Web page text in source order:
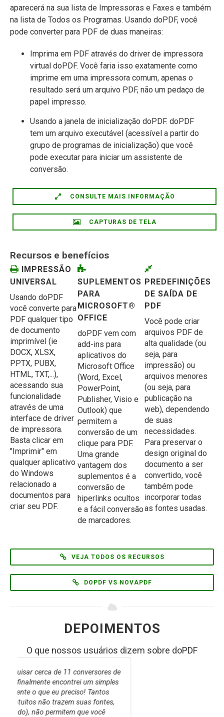
aparecerá na sua lista de Impressoras e Faxes e também
na lista de Todos os Programas. Usando doPDF, você
pode converter para PDF de duas maneiras:
Imprima em PDF através do driver de impressora
virtual doPDF. Você faria isso exatamente como
imprime em uma impressora comum, apenas o
resultado será um arquivo PDF, não um pedaço de
papel impresso.
Usando a janela de inicialização doPDF. doPDF
tem um arquivo executável (acessível a partir do
grupo de programas de inicialização) que você
pode executar para iniciar um assistente de
conversão.
CONSULTE MAIS INFORMAÇÃO
CAPTURAS DE TELA
Recursos e benefícios
IMPRESSÃO
UNIVERSAL
Usando doPDF
você converte para
PDF qualquer tipo
de documento
imprimível (ie
DOCX, XLSX,
PPTX, PUBX,
HTML, TXT,...),
acessando sua
funcionalidade
através de uma
interface de driver
de impressora.
Basta clicar em
"Imprimir" em
qualquer aplicativo
do Windows
relacionado a
documentos para
criar seu PDF.
SUPLEMENTOS
PARA
MICROSOFT®
OFFICE
doPDF vem com
add-ins para
aplicativos do
Microsoft Office
(Word, Excel,
PowerPoint,
Publisher, Visio e
Outlook) que
permitem a
conversão de um
clique para PDF.
Uma grande
vantagem dos
suplementos é a
conversão de
hiperlinks ocultos
e a fácil conversão
de marcadores.
PREDEFINIÇÕES
DE SAÍDA DE
PDF
Você pode criar
arquivos PDF de
alta qualidade (ou
seja, para
impressão) ou
arquivos menores
(ou seja, para
publicação na
web), dependendo
de suas
necessidades.
Para preservar o
design original do
documento a ser
convertido, você
também pode
incorporar todas
as fontes usadas.
VEJA TODOS OS RECURSOS
DOPDF VS NOVAPDF
DEPOIMENTOS
O que nossos usuários dizem sobre doPDF
doPDF Free PDF Converter vem em seu socorro,
se você precisar criar documentos PDF a partir
de uma infinidade de aplicativos e estiver
cansado de fazer isso de maneira diferente para
cada aplicativo. Com seu modo de operação